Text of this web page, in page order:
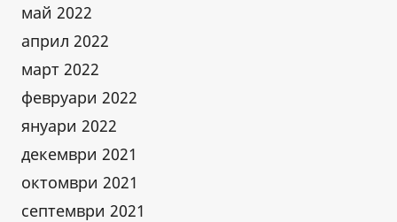
май 2022
април 2022
март 2022
февруари 2022
януари 2022
декември 2021
октомври 2021
септември 2021